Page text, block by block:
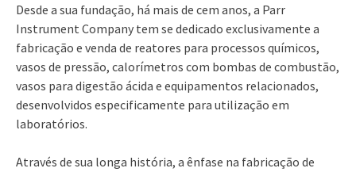
(800) 872-7720
(309) 762-7716
Desde a sua fundação, há mais de cem anos, a Parr
Instrument Company tem se dedicado exclusivamente a
fabricação e venda de reatores para processos químicos,
vasos de pressão, calorímetros com bombas de combustão,
vasos para digestão ácida e equipamentos relacionados,
desenvolvidos especificamente para utilização em
laboratórios.
Através de sua longa história, a ênfase na fabricação de